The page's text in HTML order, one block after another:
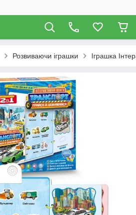
Розвиваючи іграшки Іграшка